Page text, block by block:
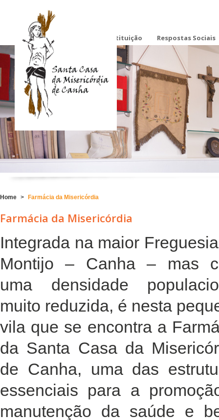
Instituição Respostas Sociais
Home > Farmácia da Misericórdia
Farmácia da Misericórdia
Integrada na maior
Montijo – Canha – mas
uma densidade
muito reduzida, é nesta
vila que se encontra a
da Santa Casa da
de Canha, uma das
essenciais para a
manutenção da saúde e